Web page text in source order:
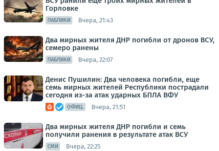
Горловке
ПАБЛИКИ Вчера, 21:43
Два мирных жителя ДНР погибли от дронов ВСУ,
семеро ранены
ПАБЛИКИ Вчера, 22:07
Денис Пушилин: Два человека погибли, еще
семь мирных жителей Республики пострадали
сегодня из-за атак ударных БПЛА ВФУ
ОФИЦ. Вчера, 21:51
Два мирных жителя ДНР погибли и семь
получили ранения в результате атак ВСУ
СМИ Вчера, 22:25